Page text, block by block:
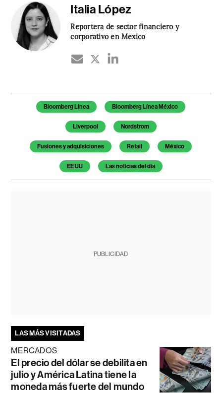
Italia López
Reportera de sector financiero y
corporativo en México
Temas de este artículo
Bloomberg Línea Bloomberg Línea México
Liverpool Nordstrom
Fusiones y adquisiciones Retail México
EE UU Las noticias del día
PUBLICIDAD
LAS MÁS VISITADAS
MERCADOS
El precio del dólar se debilita en
julio y América Latina tiene la
moneda más fuerte del mundo